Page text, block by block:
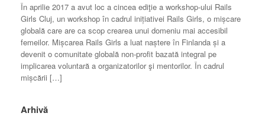
În aprilie 2017 a avut loc a cincea ediţie a workshop-ului Rails
Girls Cluj, un workshop în cadrul inițiativei Rails Girls, o mișcare
globală care are ca scop crearea unui domeniu mai accesibil
femeilor. Mișcarea Rails Girls a luat naștere în Finlanda și a
devenit o comunitate globală non-profit bazată integral pe
implicarea voluntară a organizatorilor şi mentorilor. În cadrul
mișcării […]
Arhivă